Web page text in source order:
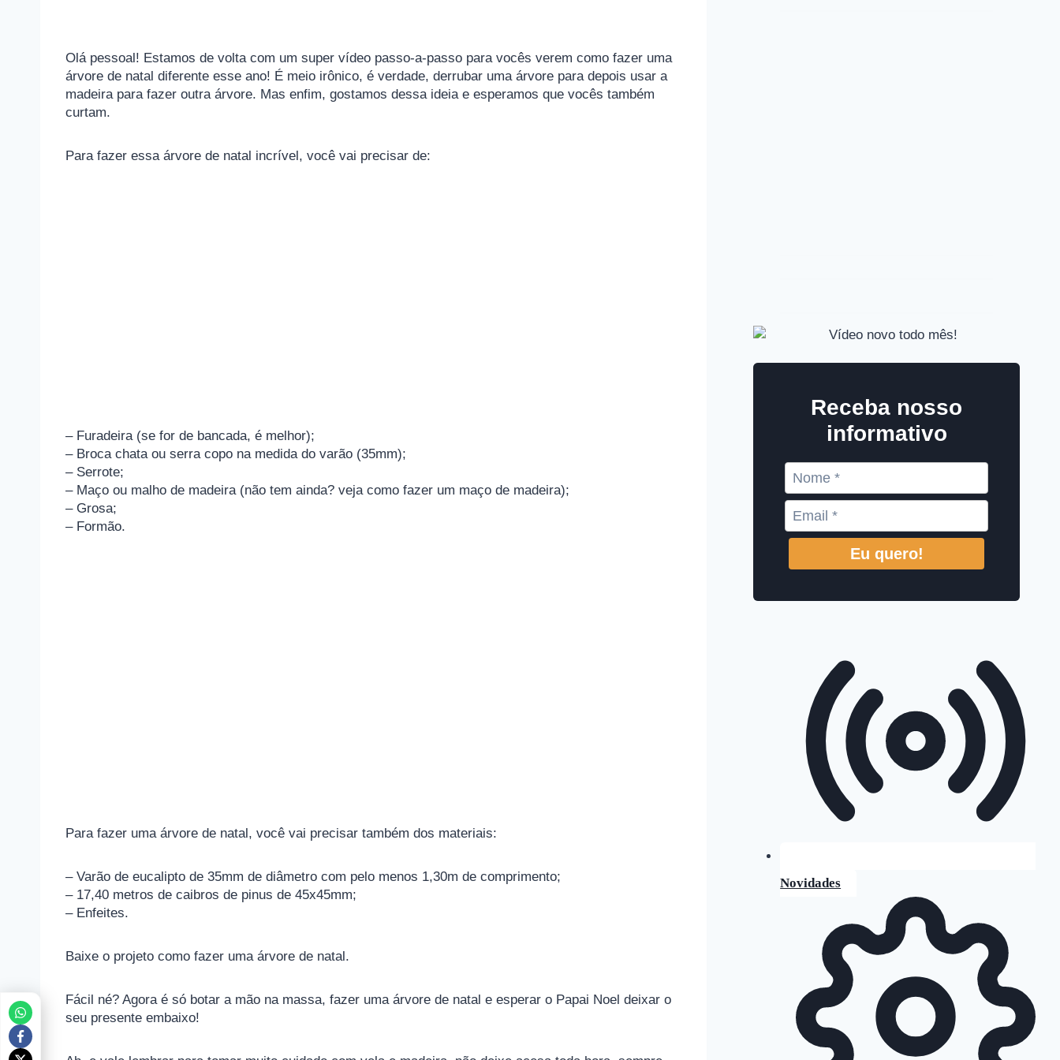
Olá pessoal! Estamos de volta com um super vídeo passo-a-passo para vocês verem como fazer uma
árvore de natal diferente esse ano! É meio irônico, é verdade, derrubar uma árvore para depois usar a
madeira para fazer outra árvore. Mas enfim, gostamos dessa ideia e esperamos que vocês também
curtam.
Para fazer essa árvore de natal incrível, você vai precisar de:
– Furadeira (se for de bancada, é melhor);
– Broca chata ou serra copo na medida do varão (35mm);
– Serrote;
– Maço ou malho de madeira (não tem ainda? veja como fazer um maço de madeira);
– Grosa;
– Formão.
Para fazer uma árvore de natal, você vai precisar também dos materiais:
– Varão de eucalipto de 35mm de diâmetro com pelo menos 1,30m de comprimento;
– 17,40 metros de caibros de pinus de 45x45mm;
– Enfeites.
Baixe o projeto como fazer uma árvore de natal.
Fácil né? Agora é só botar a mão na massa, fazer uma árvore de natal e esperar o Papai Noel deixar o
seu presente embaixo!
Receba nosso
informativo
Eu quero!
Novidades